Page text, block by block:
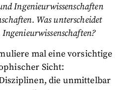
Ingenieurwissenschaften
Was unterscheidet
mal eine vorsichtige
Sicht:
die unmittelbar